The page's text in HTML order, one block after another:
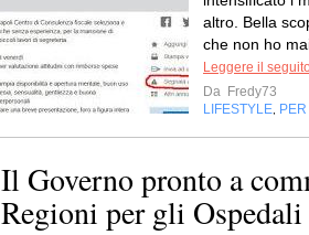
altro. Bella
che non ho
Leggere il
Da Fredy73
LIFESTYLE PER
Il Governo pronto a
Regioni per gli